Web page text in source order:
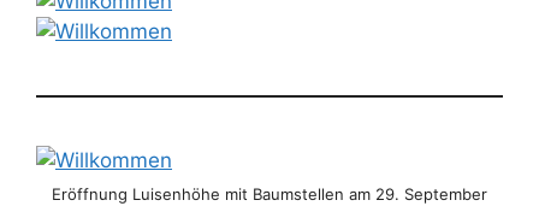
Eröffnung Luisenhöhe mit Baumstellen am 29. September